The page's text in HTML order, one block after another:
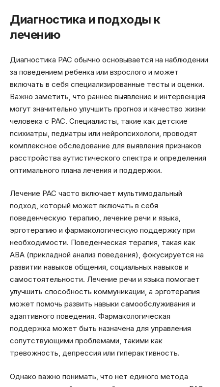
Диагностика и подходы к
лечению
Диагностика РАС обычно основывается на наблюдении
за поведением ребенка или взрослого и может
включать в себя специализированные тесты и оценки.
Важно заметить, что раннее выявление и интервенция
могут значительно улучшить прогноз и качество жизни
человека с РАС. Специалисты, такие как детские
психиатры, педиатры или нейропсихологи, проводят
комплексное обследование для выявления признаков
расстройства аутистического спектра и определения
оптимального плана лечения и поддержки.
Лечение РАС часто включает мультимодальный
подход, который может включать в себя
поведенческую терапию, лечение речи и языка,
эрготерапию и фармакологическую поддержку при
необходимости. Поведенческая терапия, такая как
ABA (прикладной анализ поведения), фокусируется на
развитии навыков общения, социальных навыков и
самостоятельности. Лечение речи и языка помогает
улучшить способность коммуникации, а эрготерапия
может помочь развить навыки самообслуживания и
адаптивного поведения. Фармакологическая
поддержка может быть назначена для управления
сопутствующими проблемами, такими как
тревожность, депрессия или гиперактивность.
Однако важно понимать, что нет единого метода